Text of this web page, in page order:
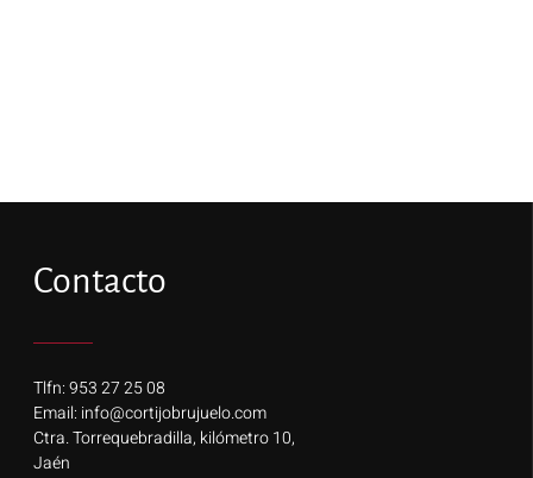
Contacto
Tlfn: 953 27 25 08
Email: info@cortijobrujuelo.com
Ctra. Torrequebradilla, kilómetro 10,
Jaén